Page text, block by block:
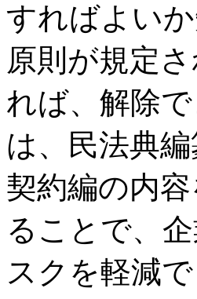
すればよい
原則が規定
れば、解除
は、民法典
契約編の内
ることで、
スクを軽減